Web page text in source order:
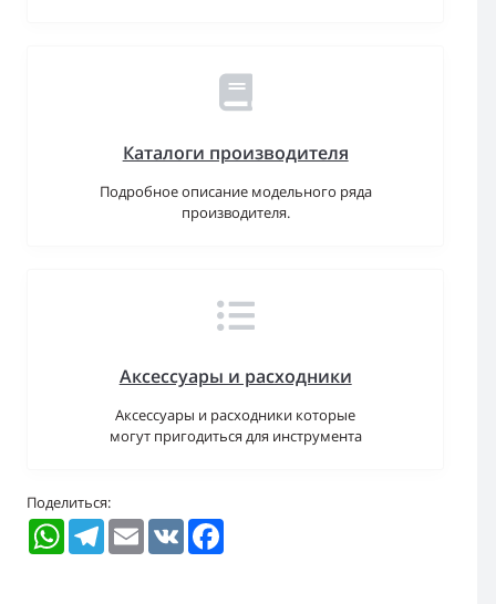
Каталоги производителя
Подробное описание модельного ряда
производителя.
Аксессуары и расходники
Аксессуары и расходники которые
могут пригодиться для инструмента
Поделиться:
WhatsAppTelegramEmail VK